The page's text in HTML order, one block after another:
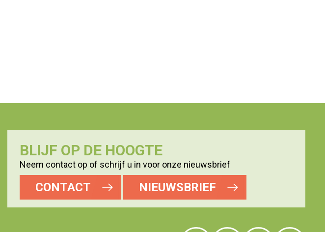
BLIJF OP DE HOOGTE
Neem contact op of schrijf u in voor onze nieuwsbrief
CONTACT NIEUWSBRIEF